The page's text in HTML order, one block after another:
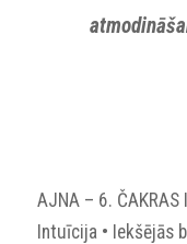
AJNA – 6. ČAKRAS
Intuīcija • Iekšējās